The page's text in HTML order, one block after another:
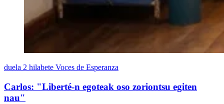
duela 2 hilabete Voces de Esperanza
Carlos: "Liberté-n egoteak oso zoriontsu egiten
nau"